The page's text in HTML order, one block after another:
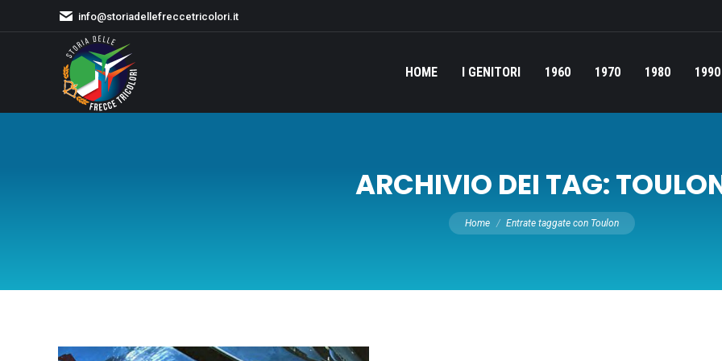
info@storiadellefreccetricolori.it
HOME I GENITORI 1960 1970 1980 1990
ARCHIVIO DEI TAG:
Tu sei qui:
Home Entrate taggate con Toulon